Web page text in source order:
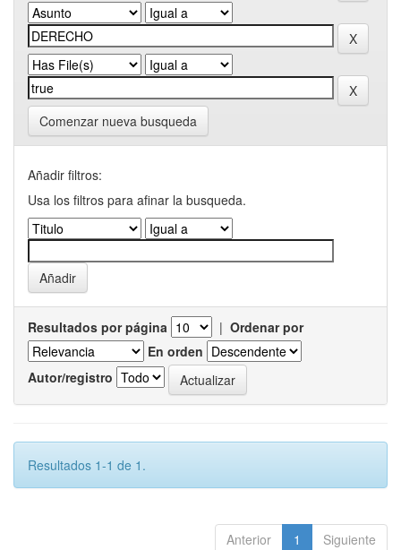
Comenzar nueva busqueda
Añadir filtros:
Usa los filtros para afinar la busqueda.
Resultados por página | Ordenar por
En orden
Autor/registro
Resultados 1-1 de 1.
Anterior 1 Siguiente